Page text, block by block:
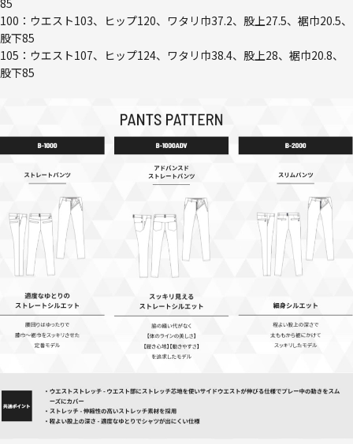
85
100：ウエスト103、ヒップ120、ワタリ巾37.2、股上27.5、裾巾20.5、
股下85
105：ウエスト107、ヒップ124、ワタリ巾38.4、股上28、裾巾20.8、
股下85